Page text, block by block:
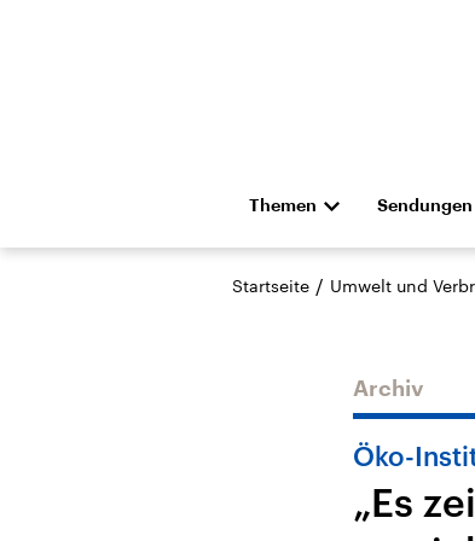
Themen
Die Nachrichten
Hörspiel und Feature
Landtagswahl Sachsen-
Anhalt 2026
Sendungen
Startseite / Umwelt und
Archiv
Öko-
„Es